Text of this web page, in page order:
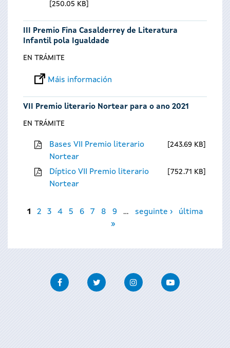
250.05 KB
III Premio Fina Casalderrey de Literatura
Infantil pola Igualdade
EN TRÁMITE
Máis información
VII Premio literario Nortear para o ano 2021
EN TRÁMITE
Bases VII Premio literario
Nortear
243.69 KB
Díptico VII Premio literario
Nortear
752.71 KB
Páxinas
1 2 3 4 5 6 7 8 9 … seguinte ›
última
»
FacebookTwitter InstagramYoutube